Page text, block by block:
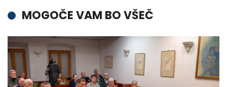
MOGOČE VAM BO VŠEČ